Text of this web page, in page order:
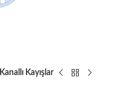
Kanallı Kayışlar